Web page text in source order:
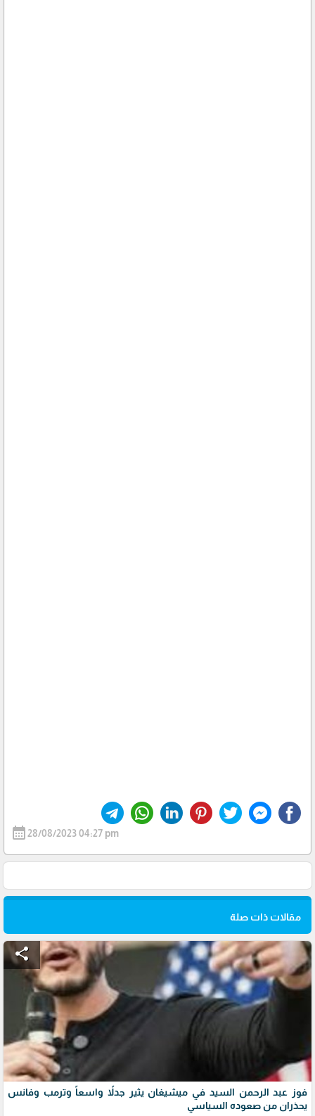
calendar_month28/08/2023 04:27 pm
مقالات ذات صلة
share
فوز عبد الرحمن السيد في ميشيغان يثير جدلاً واسعاً وترمب وفانس
يحذران من صعوده السياسي